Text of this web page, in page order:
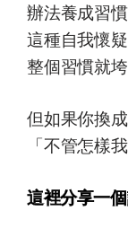
辦法養成習慣
這種自我懷
整個習慣就垮
但如果你換
「不管怎樣
這裡分享一個